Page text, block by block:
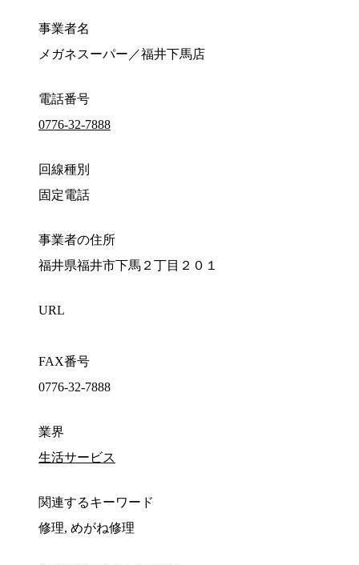
事業者名
メガネスーパー／福井下馬店
電話番号
0776-32-7888
回線種別
固定電話
事業者の住所
福井県福井市下馬２丁目２０１
URL
FAX番号
0776-32-7888
業界
生活サービス
関連するキーワード
修理, めがね修理